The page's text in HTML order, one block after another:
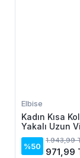
Elbise
Kadın Kısa
Yakalı Uzun
Elbise
%50
1.943,99
971,99